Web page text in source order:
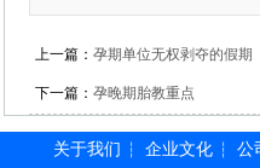
上一篇： 孕期单位无权剥夺的假期
下一篇： 孕晚期胎教重点
关于我们 ┆ 企业文化 ┆ 公